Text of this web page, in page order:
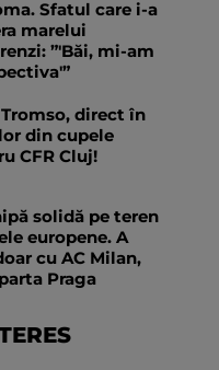
Sfatul care i-a
marelui
”'Băi, mi-am
direct în
din cupele
CFR Cluj!
solidă pe teren
europene. A
cu AC Milan,
Praga